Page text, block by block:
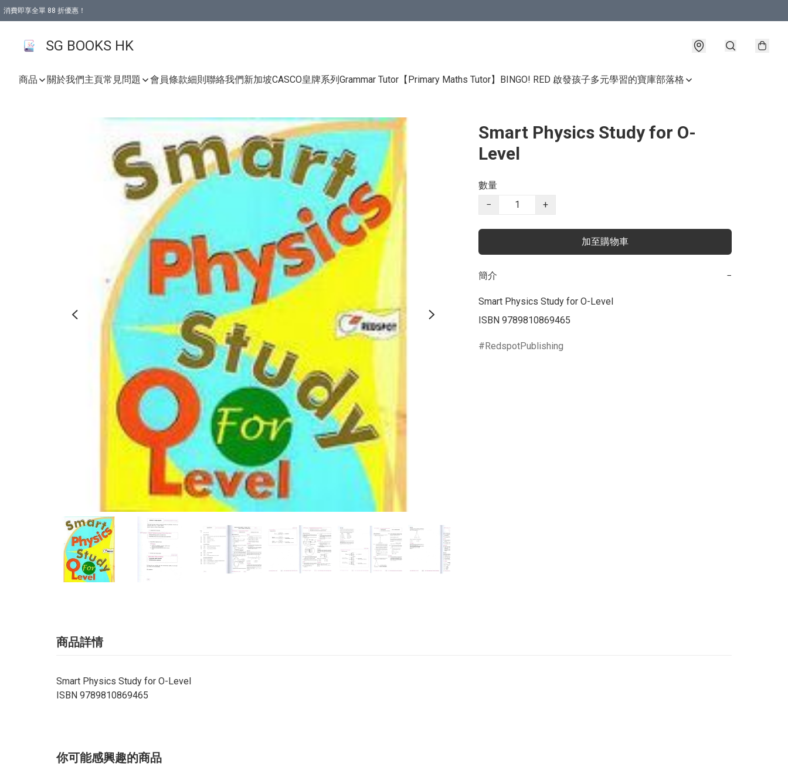
消費即享全單 88 折優惠！
SG BOOKS HK
商品 關於我們主頁常見問題 會員條款細則聯絡我們新加坡CASCO皇牌系列Grammar Tutor 【Primary Maths Tutor】 BINGO! RED 啟發孩子多元學習的寶庫部落格
Smart Physics Study for O-
Level
數量
−
+
加至購物車
簡介 −
Smart Physics Study for O-Level
ISBN 9789810869465
RedspotPublishing
商品詳情
Smart Physics Study for O-Level
ISBN 9789810869465
你可能感興趣的商品